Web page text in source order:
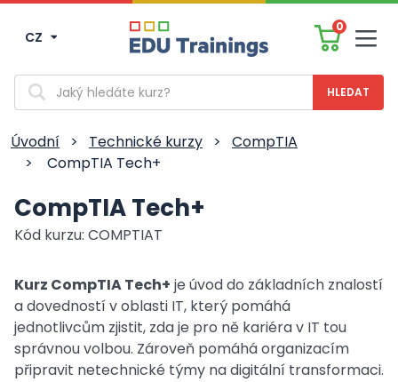
CZ
0
Vyhledávání
Úvodní > Technické kurzy >
CompTIA
>
CompTIA Tech+
CompTIA Tech+
Kód kurzu: COMPTIAT
Kurz CompTIA Tech+ je úvod do základních znalostí
a dovedností v oblasti IT, který pomáhá
jednotlivcům zjistit, zda je pro ně kariéra v IT tou
správnou volbou. Zároveň pomáhá organizacím
připravit netechnické týmy na digitální transformaci.